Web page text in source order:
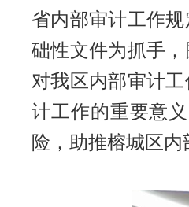
省内部审计工作
础性文件为抓手
对我区内部审计
计工作的重要意
险，助推榕城区